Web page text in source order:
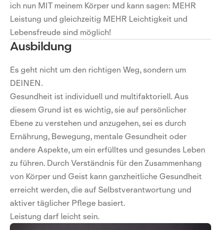
ich nun MIT meinem Körper und kann sagen: MEHR
Leistung und gleichzeitig MEHR Leichtigkeit und
Lebensfreude sind möglich!
Ausbildung
Es geht nicht um den richtigen Weg, sondern um
DEINEN.
Gesundheit ist individuell und multifaktoriell. Aus
diesem Grund ist es wichtig, sie auf persönlicher
Ebene zu verstehen und anzugehen, sei es durch
Ernährung, Bewegung, mentale Gesundheit oder
andere Aspekte, um ein erfülltes und gesundes Leben
zu führen. Durch Verständnis für den Zusammenhang
von Körper und Geist kann ganzheitliche Gesundheit
erreicht werden, die auf Selbstverantwortung und
aktiver täglicher Pflege basiert.
Leistung darf leicht sein.